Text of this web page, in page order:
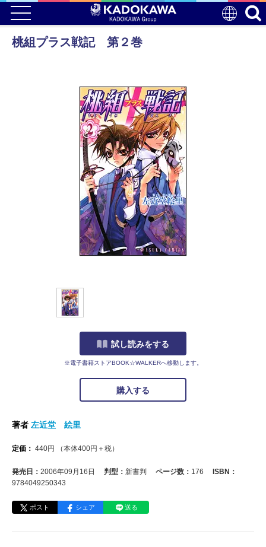
桃組プラス戦記 第２巻
試し読みをする
※電子書籍ストアBOOK☆WALKERへ移動します。
購入する
著者 左近堂 絵里
定価： 440円 （本体400円＋税）
発売日： 2006年09月16日 判型： 新書判 ページ数： 176
ISBN：
9784049250343
ポスト シェア 送る